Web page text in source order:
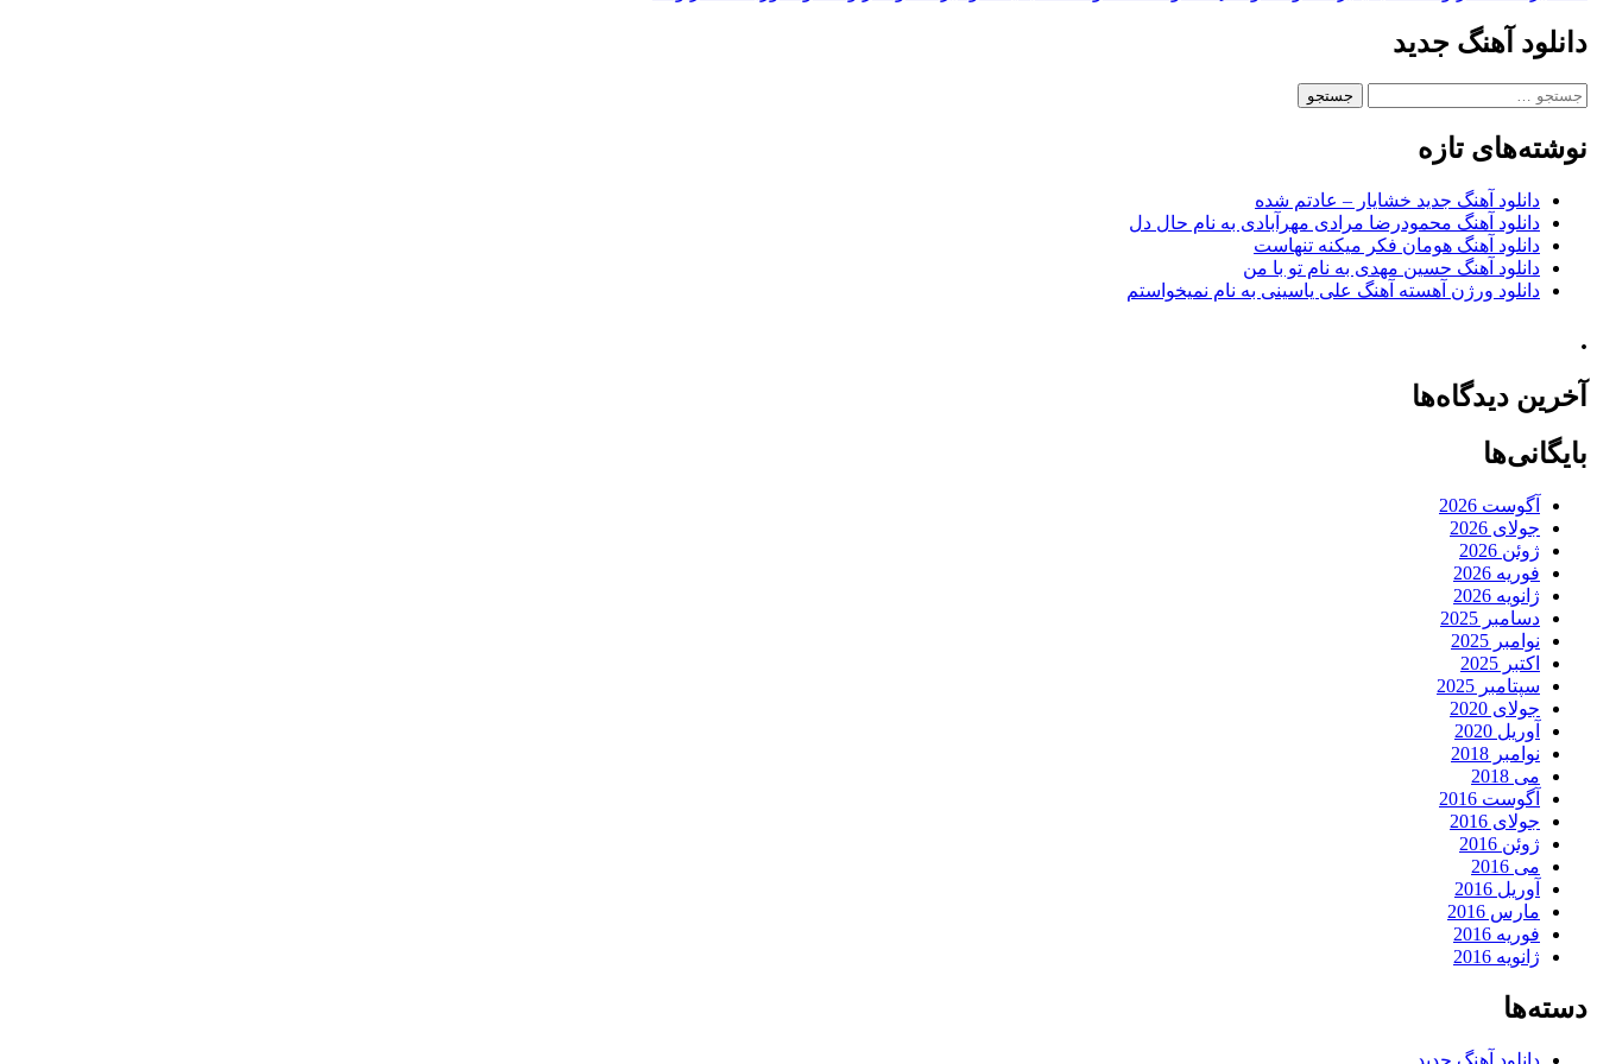
دانلود آهنگ جدید
جستجو
نوشته‌های تازه
دانلود آهنگ جدید خشایار – عادتم شده
دانلود آهنگ محمودرضا مرادی مهرآبادی به نام حال دل
دانلود آهنگ هومان فکر میکنه تنهاست
دانلود آهنگ حسین مهدی به نام تو با من
دانلود ورژن آهسته آهنگ علی یاسینی به نام نمیخواستم
.
آخرین دیدگاه‌ها
بایگانی‌ها
آگوست 2026
جولای 2026
ژوئن 2026
فوریه 2026
ژانویه 2026
دسامبر 2025
نوامبر 2025
اکتبر 2025
سپتامبر 2025
جولای 2020
آوریل 2020
نوامبر 2018
می 2018
آگوست 2016
جولای 2016
ژوئن 2016
می 2016
آوریل 2016
مارس 2016
فوریه 2016
ژانویه 2016
دسته‌ها
دانلود آهنگ جدید